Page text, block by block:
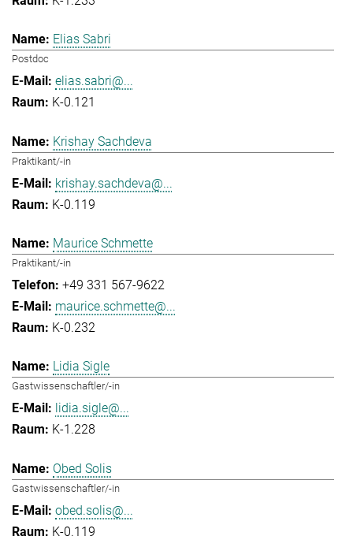
Elias Sabri
Postdoc
elias.sabri@...
K-0.121
Krishay Sachdeva
Praktikant/-in
krishay.sachdeva@...
K-0.119
Maurice Schmette
Praktikant/-in
+49 331 567-9622
maurice.schmette@...
K-0.232
Lidia Sigle
Gastwissenschaftler/-in
lidia.sigle@...
K-1.228
Obed Solis
Gastwissenschaftler/-in
obed.solis@...
K-0.119